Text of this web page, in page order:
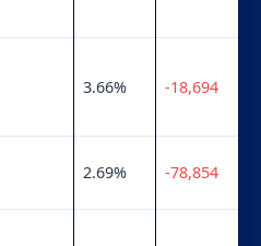
3.66% -18,694
2.69% -78,854